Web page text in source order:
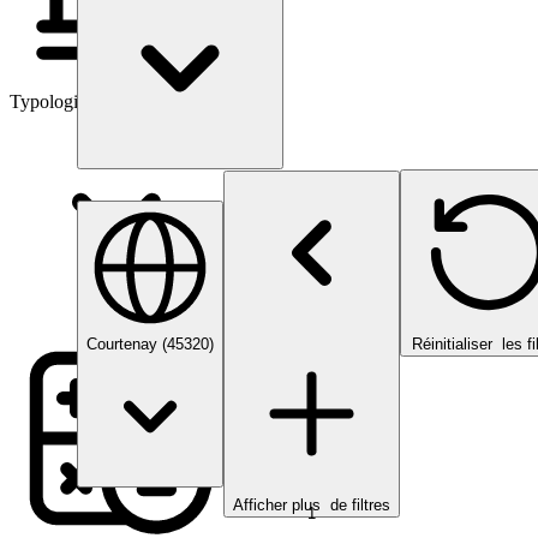
Typologies d’investissement
Courtenay (45320)
Afficher plus de filtres
1
Réinitialiser les